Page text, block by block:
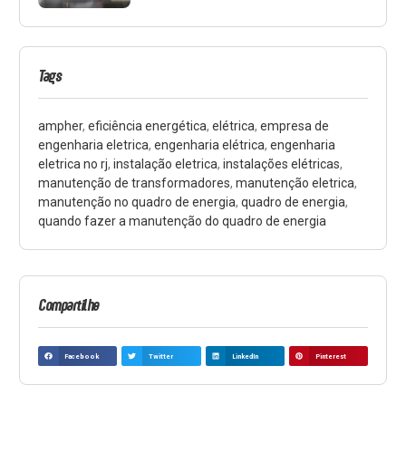
Tags
ampher, eficiência energética, elétrica, empresa de
engenharia eletrica, engenharia elétrica, engenharia
eletrica no rj, instalação eletrica, instalações elétricas,
manutenção de transformadores, manutenção eletrica,
manutenção no quadro de energia, quadro de energia,
quando fazer a manutenção do quadro de energia
Compartilhe
Facebook Twitter LinkedIn Pinterest